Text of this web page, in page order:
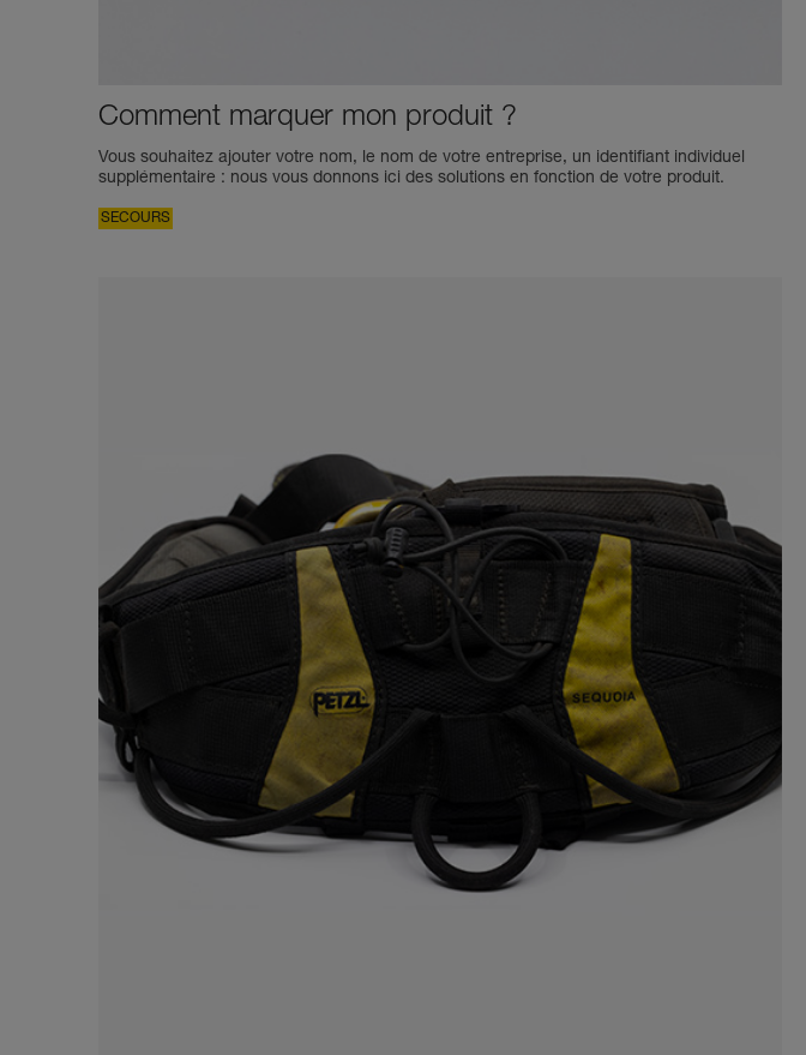
Comment marquer mon produit ?
Vous souhaitez ajouter votre nom, le nom de votre entreprise, un identifiant individuel
supplémentaire : nous vous donnons ici des solutions en fonction de votre produit.
SECOURS